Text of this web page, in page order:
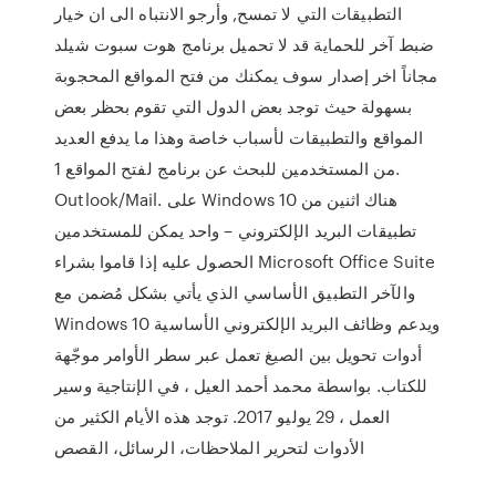
التطبيقات التي لا تمسح, وأرجو الانتباه الى ان خيار
ضبط آخر للحماية قد لا تحميل برنامج هوت سبوت شيلد
مجاناً اخر إصدار سوف يمكنك من فتح المواقع المحجوبة
بسهولة حيث توجد بعض الدول التي تقوم بحظر بعض
المواقع والتطبيقات لأسباب خاصة وهذا ما يدفع العديد
من المستخدمين للبحث عن برنامج لفتح المواقع 1.
Outlook/Mail. على Windows 10 هناك اثنين من
تطبيقات البريد الإلكتروني – واحد يمكن للمستخدمين
الحصول عليه إذا قاموا بشراء Microsoft Office Suite
والآخر التطبيق الأساسي الذي يأتي بشكل مُضمن مع
Windows 10 ويدعم وظائف البريد الإلكتروني الأساسية
أدوات تحويل بين الصيغ تعمل عبر سطر الأوامر موجّهة
للكتاب. بواسطة محمد أحمد العيل ، في الإنتاجية وسير
العمل ، 29 يوليو 2017. توجد هذه اﻷيام الكثير من
اﻷدوات لتحرير الملاحظات، الرسائل، القصص